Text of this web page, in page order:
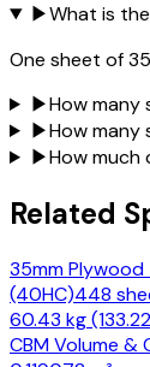
▶What is
One sheet of
▶How many
▶How many
▶How much
Related
35mm
(40HC)448
60.43 kg
CBM Volume &